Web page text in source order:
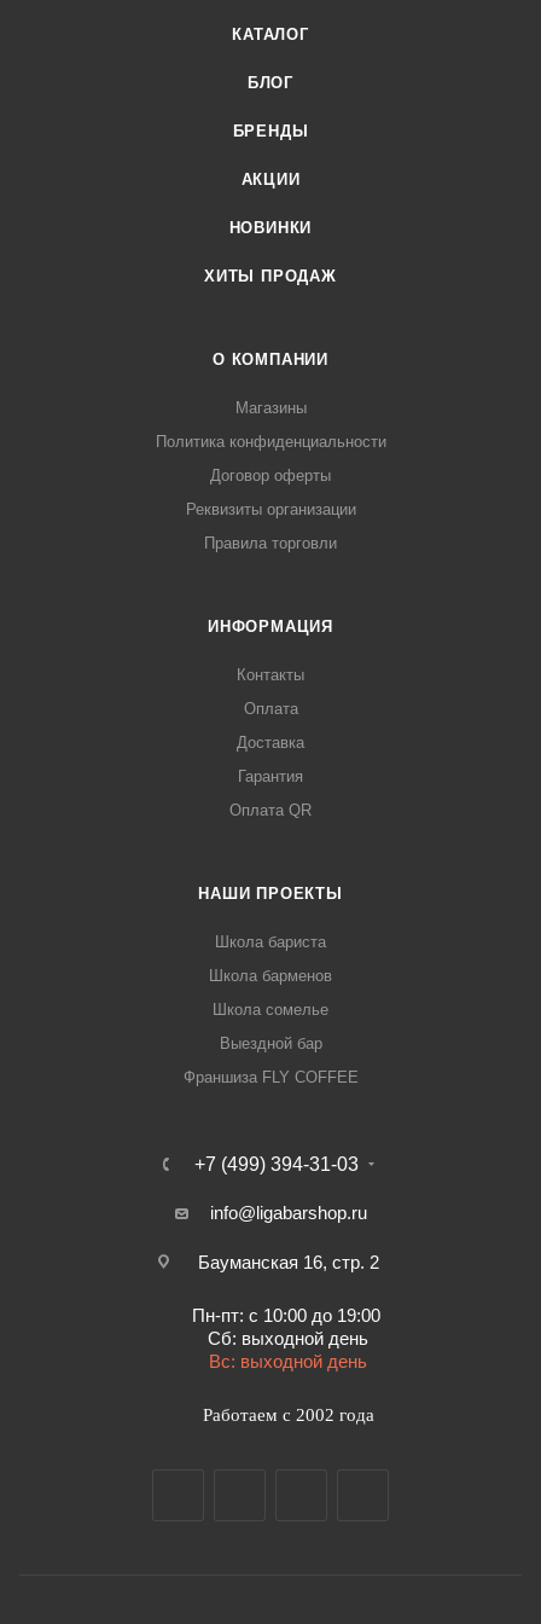
КАТАЛОГ
БЛОГ
БРЕНДЫ
АКЦИИ
НОВИНКИ
ХИТЫ ПРОДАЖ
О КОМПАНИИ
Магазины
Политика конфиденциальности
Договор оферты
Реквизиты организации
Правила торговли
ИНФОРМАЦИЯ
Контакты
Оплата
Доставка
Гарантия
Оплата QR
НАШИ ПРОЕКТЫ
Школа бариста
Школа барменов
Школа сомелье
Выездной бар
Франшиза FLY COFFEE
+7 (499) 394-31-03
info@ligabarshop.ru
Бауманская 16, стр. 2
Пн-пт: с 10:00 до 19:00
Сб: выходной день
Вс: выходной день
Работаем с 2002 года